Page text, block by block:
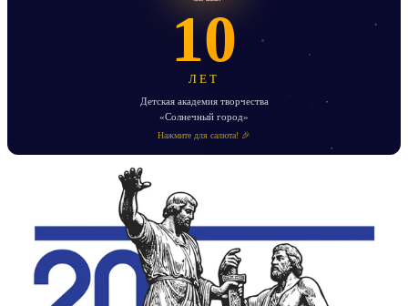
10
ЛЕТ
Детская академия творчества
«Солнечный город»
Нажмите для салюта! 🎉